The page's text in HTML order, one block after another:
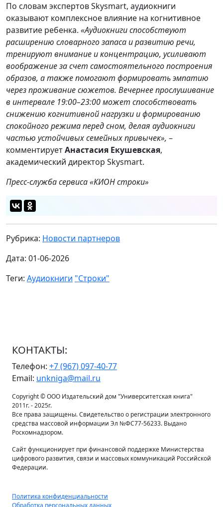
По словам экспертов Skysmart, аудиокниги
оказывают комплексное влияние на когнитивное
развитие ребенка. «Аудиокниги способствуют
расширению словарного запаса и развитию речи,
тренируют внимание и концентрацию, усиливают
воображение за счет самостоятельного построения
образов, а также помогают формировать эмпатию
через проживание сюжетов. Вечернее прослушивание
в интервале 19:00–23:00 может способствовать
снижению когнитивной нагрузки и формированию
спокойного режима перед сном, делая аудиокниги
частью устойчивых семейных привычек», –
комментируетАнастасия Екушевская,
академический директор Skysmart.
Пресс-служба сервиса «КИОН строки»
Рубрика: Новости партнеров
Дата: 01-06-2026
Теги: Аудиокниги "Строки"
КОНТАКТЫ:
Телефон: +7 (967) 097-40-77
Email: unkniga@mail.ru
Copyright © ООО Издательский дом "Университетская книга"
2011г. - 2025г.
Все права защищены. Свидетельство о регистрации электронного
средства массовой информации Эл №ФС77-56233. Выдано
Роскомнадзором.
Сайт функционирует при финансовой поддержке Министерства
цифрового развития, связи и массовых коммуникаций Российской
Федерации.
Политика конфиденциальности